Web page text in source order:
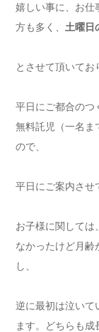
嬉しい事に、お仕
方も多く、 土曜日
とさせて頂いてお
平日にご都合のつ
無料託児（一名ま
ので、
平日にご案内させ
お子様に関しては
なかったけど月齢
し、
逆に最初は泣いて
ます。どちらも成